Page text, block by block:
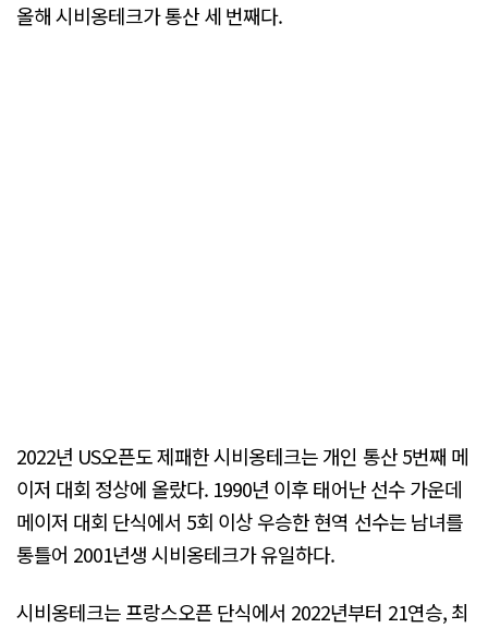
올해 시비옹테크가 통산 세 번째다.
2022년 US오픈도 제패한 시비옹테크는 개인 통산 5번째 메
이저 대회 정상에 올랐다. 1990년 이후 태어난 선수 가운데
메이저 대회 단식에서 5회 이상 우승한 현역 선수는 남녀를
통틀어 2001년생 시비옹테크가 유일하다.
시비옹테크는 프랑스오픈 단식에서 2022년부터 21연승, 최